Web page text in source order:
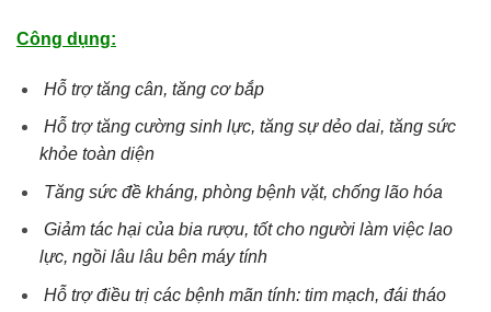
Công dụng:
Hỗ trợ tăng cân, tăng cơ bắp
Hỗ trợ tăng cường sinh lực, tăng sự dẻo dai, tăng sức
khỏe toàn diện
Tăng sức đề kháng, phòng bệnh vặt, chống lão hóa
Giảm tác hại của bia rượu, tốt cho người làm việc lao
lực, ngồi lâu lâu bên máy tính
Hỗ trợ điều trị các bệnh mãn tính: tim mạch, đái tháo